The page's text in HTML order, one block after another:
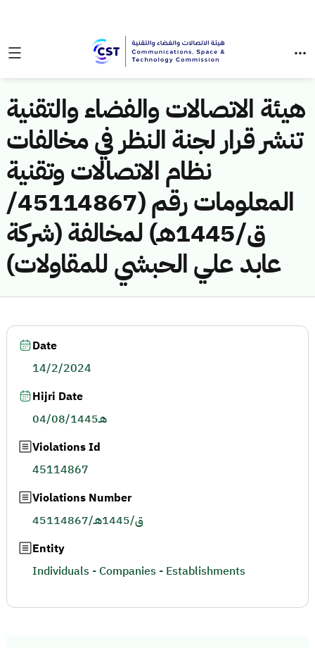
هيئة الاتصالات والفضاء والتقنية
تنشر قرار لجنة النظر في مخالفات
نظام الاتصالات وتقنية
المعلومات رقم (45114867/
ق/1445هـ) لمخالفة (شركة
عابد علي الحبشي للمقاولات)
Date
14/2/2024
Hijri Date
04/08/1445هـ
Violations Id
45114867
Violations Number
45114867/ق/1445هـ
Entity
Individuals - Companies - Establishments